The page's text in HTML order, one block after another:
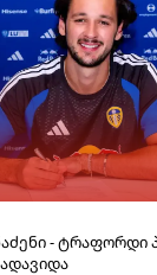
- ტრაფორდი